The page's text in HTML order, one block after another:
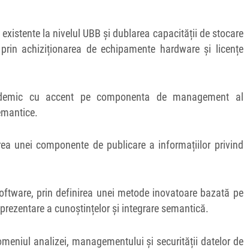
la nivelul UBB și dublarea capacității de stocare
achiziționarea de echipamente hardware și licențe
cu accent pe componenta de management al
unei componente de publicare a informațiilor privind
prin definirea unei metode inovatoare bazată pe
a cunoștințelor și integrare semantică.
analizei, managementului și securității datelor de